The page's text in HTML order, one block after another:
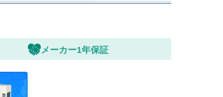
メーカー1年保証